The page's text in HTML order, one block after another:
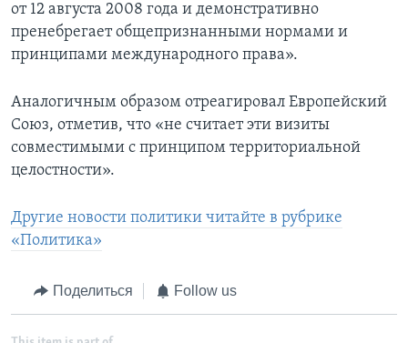
от 12 августа 2008 года и демонстративно
пренебрегает общепризнанными нормами и
принципами международного права».
Аналогичным образом отреагировал Европейский
Союз, отметив, что «не считает эти визиты
совместимыми с принципом территориальной
целостности».
Другие новости политики читайте в рубрике
«Политика»
Поделиться Follow us